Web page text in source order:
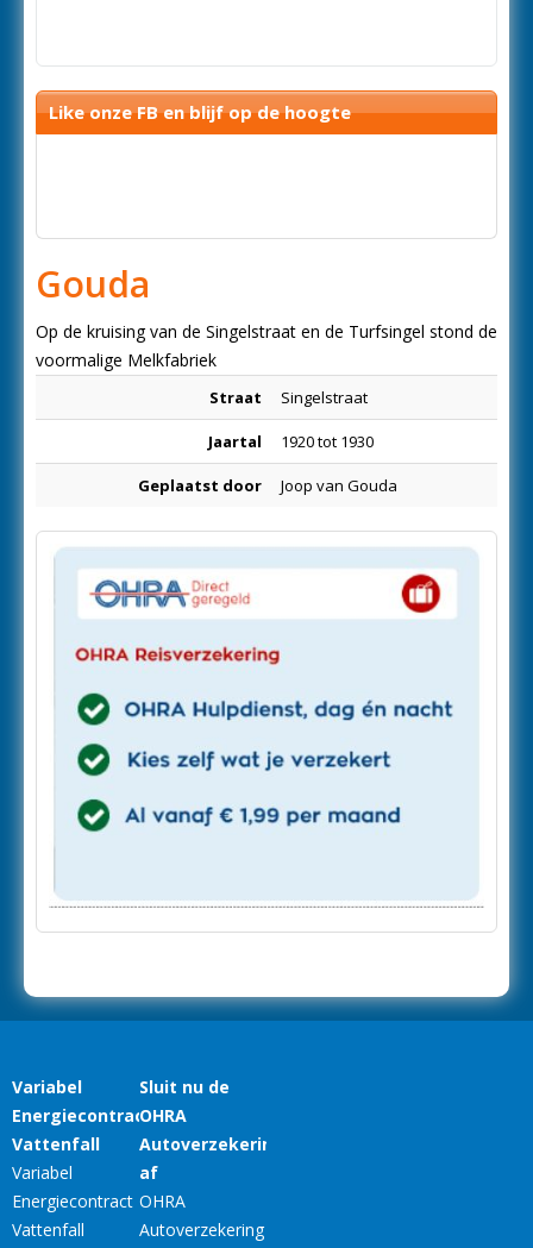
Like onze FB en blijf op de hoogte
Gouda
Op de kruising van de Singelstraat en de Turfsingel stond de
voormalige Melkfabriek
Straat Singelstraat
Jaartal 1920 tot 1930
Geplaatst door Joop van Gouda